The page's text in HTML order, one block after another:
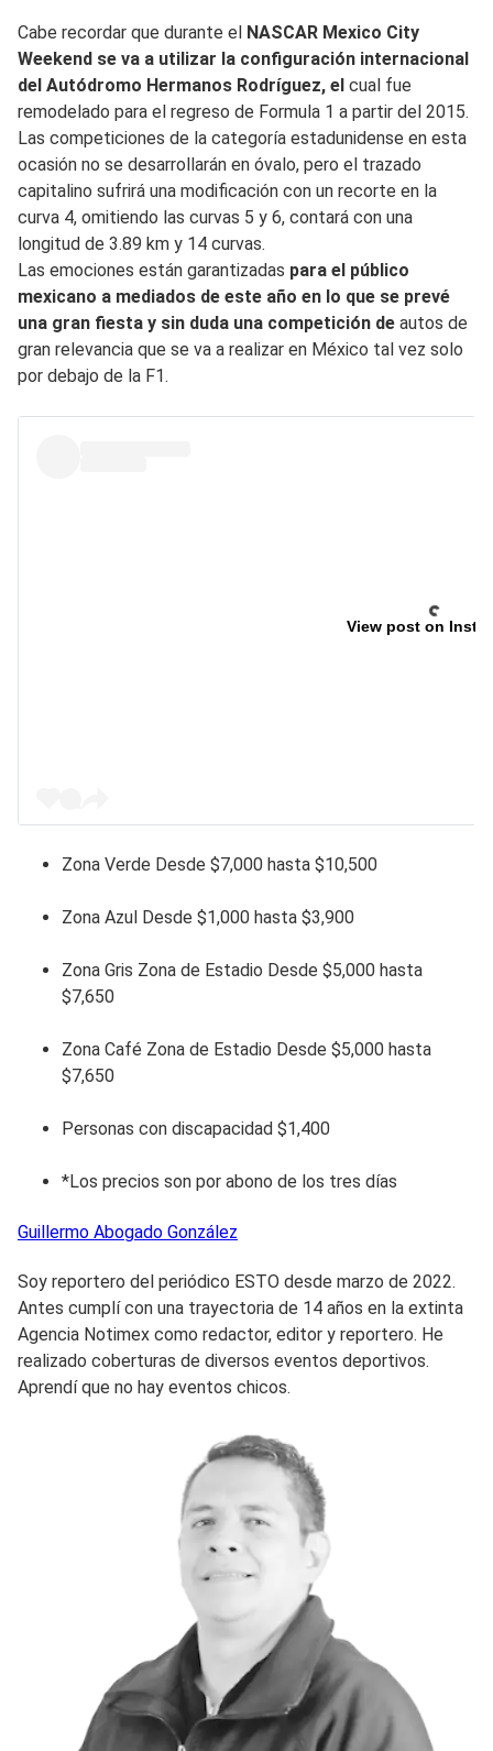
Cabe recordar que durante el NASCAR Mexico City
Weekend se va a utilizar la configuración internacional
del Autódromo Hermanos Rodríguez, el cual fue
remodelado para el regreso de Formula 1 a partir del 2015.
Las competiciones de la categoría estadunidense en esta
ocasión no se desarrollarán en óvalo, pero el trazado
capitalino sufrirá una modificación con un recorte en la
curva 4, omitiendo las curvas 5 y 6, contará con una
longitud de 3.89 km y 14 curvas.
Las emociones están garantizadas para el público
mexicano a mediados de este año en lo que se prevé
una gran fiesta y sin duda una competición de autos de
gran relevancia que se va a realizar en México tal vez solo
por debajo de la F1.
View post on
Zona Verde Desde $7,000 hasta $10,500
Zona Azul Desde $1,000 hasta $3,900
Zona Gris Zona de Estadio Desde $5,000 hasta
$7,650
Zona Café Zona de Estadio Desde $5,000 hasta
$7,650
Personas con discapacidad $1,400
*Los precios son por abono de los tres días
Guillermo Abogado González
Soy reportero del periódico ESTO desde marzo de 2022.
Antes cumplí con una trayectoria de 14 años en la extinta
Agencia Notimex como redactor, editor y reportero. He
realizado coberturas de diversos eventos deportivos.
Aprendí que no hay eventos chicos.